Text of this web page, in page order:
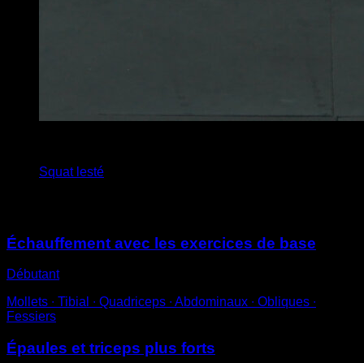
Squat lesté
Échauffement avec les exercices de base
Débutant
Mollets ∙ Tibial ∙ Quadriceps ∙ Abdominaux ∙ Obliques ∙
Fessiers
Épaules et triceps plus forts